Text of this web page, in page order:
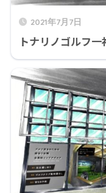
2021年7月7日
トナリノゴルフ一